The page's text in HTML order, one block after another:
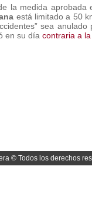
la medida
está limitado a 50
sea
en su día contraria a
© Todos los derechos